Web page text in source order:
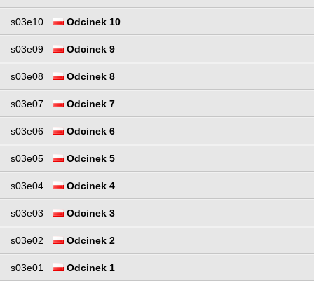
s03e10 Odcinek 10
s03e09 Odcinek 9
s03e08 Odcinek 8
s03e07 Odcinek 7
s03e06 Odcinek 6
s03e05 Odcinek 5
s03e04 Odcinek 4
s03e03 Odcinek 3
s03e02 Odcinek 2
s03e01 Odcinek 1